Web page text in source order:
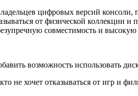
цифровых версий
от физической коллекции
совместимость и высокую
возможность использовать
не хочет отказываться от игр и